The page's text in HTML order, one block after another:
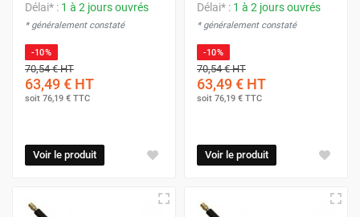
Délai* : 1 à 2 jours ouvrés
* généralement constaté
-10%
70,54 €HT
63,49 € HT
soit 76,19 € TTC
Voir le produit
Délai* : 1 à 2 jours ouvrés
* généralement constaté
-10%
70,54 €HT
63,49 € HT
soit 76,19 € TTC
Voir le produit